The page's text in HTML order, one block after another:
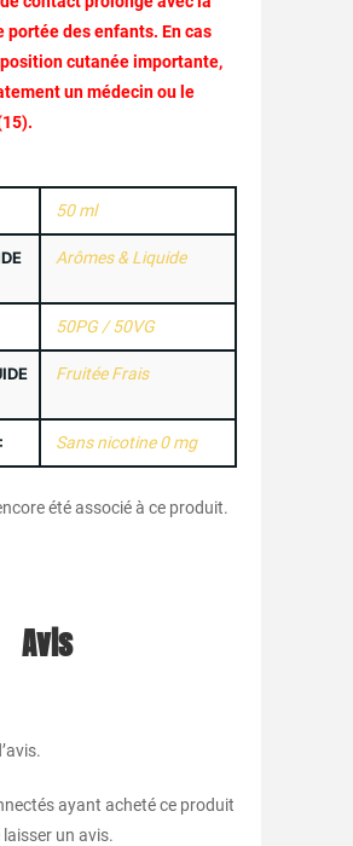
portée des enfants. En cas
cutanée importante,
un médecin ou le
50 ml
Arômes & Liquide
50PG / 50VG
Fruitée Frais
Sans nicotine 0 mg
été associé à ce produit.
Avis
ayant acheté ce produit
un avis.